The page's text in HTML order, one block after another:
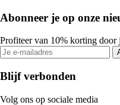
Abonneer je op onze
Profiteer van 10% korting door
Blijf verbonden
Volg ons op sociale media